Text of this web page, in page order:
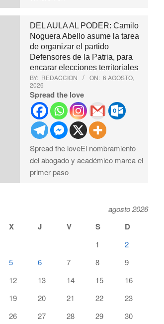
DEL AULA AL PODER: Camilo
Noguera Abello asume la tarea
de organizar el partido
Defensores de la Patria, para
encarar elecciones territoriales
BY: REDACCION ON: 6 AGOSTO,
2026
Spread the love
Spread the loveEl nombramiento
del abogado y académico marca el
primer paso
agosto 2026
X J V S D
1
2
5 6 7 8
9
12 13 14 15
16
19 20 21 22
23
26 27 28 29
30